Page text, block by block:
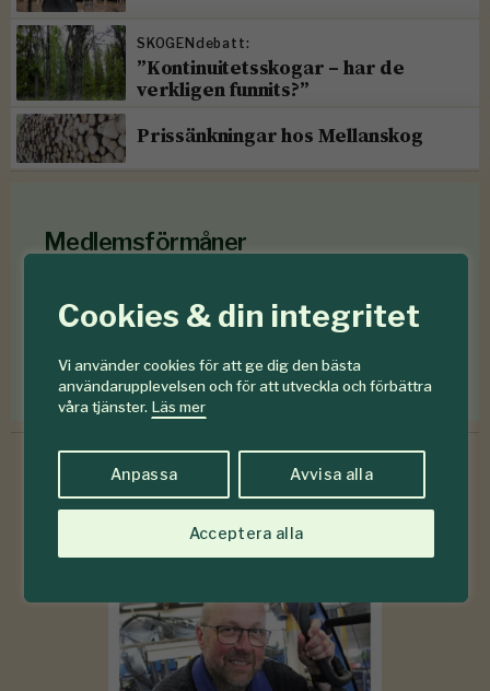
Cookies & din integritet
Vi använder cookies för att ge dig den bästa
användarupplevelsen och för att utveckla och förbättra
våra tjänster. Läs mer
Anpassa Avvisa alla
Acceptera alla
SKOGENdebatt:
”Kontinuitetsskogar – har de
verkligen funnits?”
Prissänkningar hos Mellanskog
Medlemsförmåner
medlemsförmånerför mindre än en krona om
Förmåner för dig som är medlem
2026